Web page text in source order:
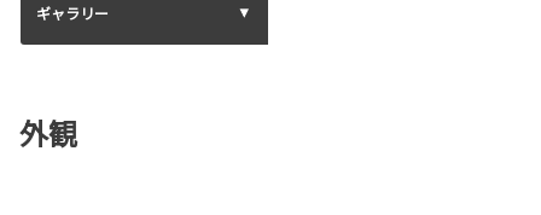
ギャラリー
外観